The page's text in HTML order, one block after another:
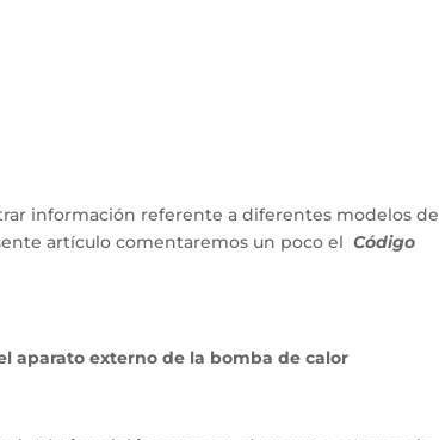
información referente a diferentes modelos de
artículo comentaremos un poco el Código
aparato externo de la bomba de calor